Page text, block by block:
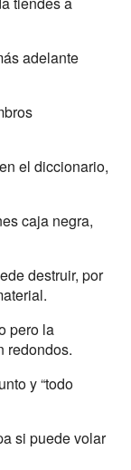
adelante
el diccionario,
caja negra,
destruir, por
pero la
redondos.
y “todo
si puede volar